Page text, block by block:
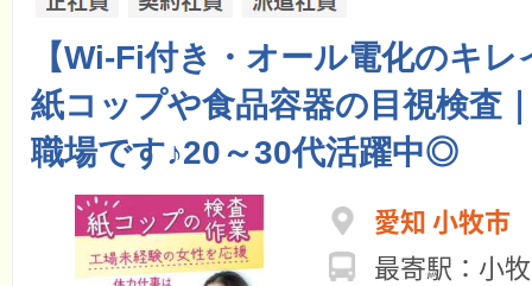
【Wi-Fi付き・オール電化のキ
紙コップや食品容器の目視検査
職場です♪20～30代活躍中◎
愛知 小牧市
最寄駅：小